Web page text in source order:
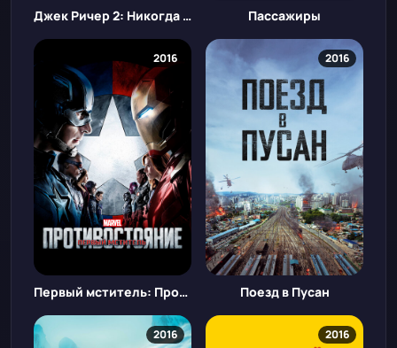
Джек Ричер 2: Никогда не возвращайся Пассажиры
2016
Первый мститель: Противостояние
2016
Поезд в Пусан
2016 2016